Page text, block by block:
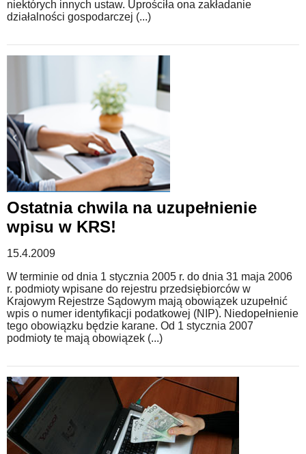
niektórych innych ustaw. Uprościła ona zakładanie
działalności gospodarczej (...)
Ostatnia chwila na uzupełnienie
wpisu w KRS!
15.4.2009
W terminie od dnia 1 stycznia 2005 r. do dnia 31 maja 2006
r. podmioty wpisane do rejestru przedsiębiorców w
Krajowym Rejestrze Sądowym mają obowiązek uzupełnić
wpis o numer identyfikacji podatkowej (NIP). Niedopełnienie
tego obowiązku będzie karane. Od 1 stycznia 2007
podmioty te mają obowiązek (...)